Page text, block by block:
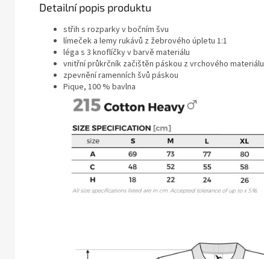
Detailní popis produktu
střih s rozparky v bočním švu
límeček a lemy rukávů z žebrového úpletu 1:1
léga s 3 knoflíčky v barvě materiálu
vnitřní průkrčník začištěn páskou z vrchového materiálu
zpevnění ramenních švů páskou
Pique, 100 % bavlna